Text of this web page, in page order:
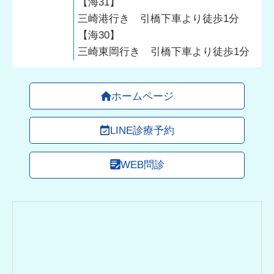
三崎港行き 引橋下車より徒歩1分
【海30】
三崎東岡行き 引橋下車より徒歩1分
ホームページ
LINE診療予約
WEB問診